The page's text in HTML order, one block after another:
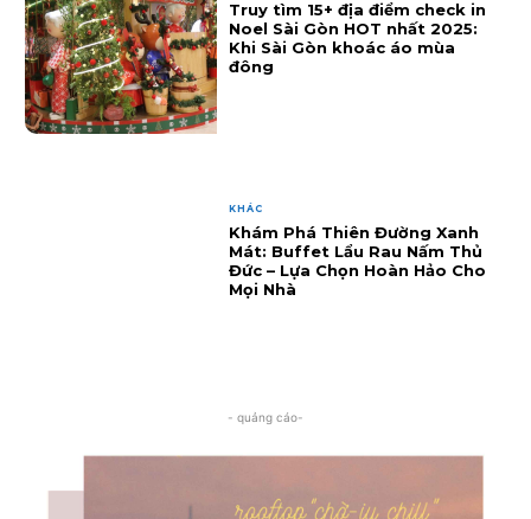
Truy tìm 15+ địa điểm check in
Noel Sài Gòn HOT nhất 2025:
Khi Sài Gòn khoác áo mùa
đông
KHÁC
Khám Phá Thiên Đường Xanh
Mát: Buffet Lẩu Rau Nấm Thủ
Đức – Lựa Chọn Hoàn Hảo Cho
Mọi Nhà
- quảng cáo-